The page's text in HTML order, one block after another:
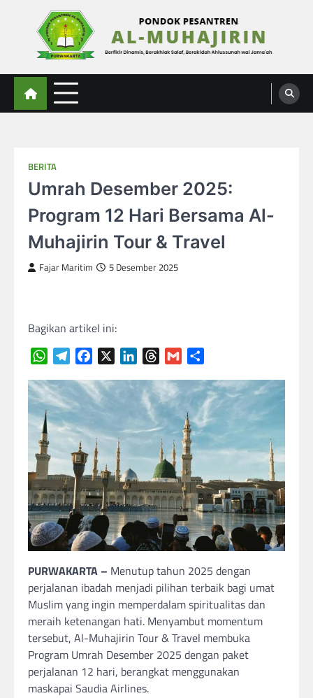
Al-Muhajirin
Berpikir Dinamis – Berakhlak Salaf – Berakidah Ahlussunah wal Jamaah
BERITA
Umrah Desember 2025:
Program 12 Hari Bersama Al-
Muhajirin Tour & Travel
Fajar Maritim 5 Desember 2025
Bagikan artikel ini:
WhatsAppTelegramFacebook LinkedInThreads
Gmail
PURWAKARTA – Menutup tahun 2025 dengan
perjalanan ibadah menjadi pilihan terbaik bagi umat
Muslim yang ingin memperdalam spiritualitas dan
meraih ketenangan hati. Menyambut momentum
tersebut, Al-Muhajirin Tour & Travel membuka
Program Umrah Desember 2025 dengan paket
perjalanan 12 hari, berangkat menggunakan
maskapai Saudia Airlines.